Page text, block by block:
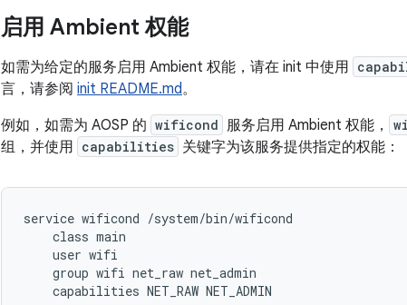
启用 Ambient 权能
如需为给定的服务启用 Ambient 权能，请在 init 中使用
言，请参阅 init README.md。
例如，如需为 AOSP 的 wificond 服务启用 Ambient 权能，
组，并使用 capabilities 关键字为该服务提供指定的权能：
service wificond /system/bin/wificond
    class main
    user wifi
    group wifi net_raw net_admin
    capabilities NET_RAW NET_ADMIN